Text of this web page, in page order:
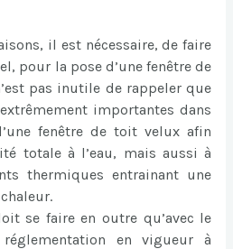
il est nécessaire, de faire
pour la pose d’une fenêtre de
pas inutile de rappeler que
importantes dans
fenêtre de toit velux afin
totale à l’eau, mais aussi à
thermiques entrainant une
se faire en outre qu’avec le
en vigueur à